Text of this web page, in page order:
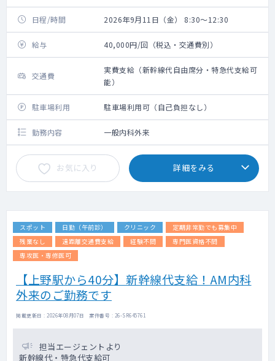
日程/時間 2026年9月11日（金） 8:30～12:30
給与 40,000円/回（税込・交通費別）
交通費
実費支給（新幹線代自由席分・特急代支給可
能）
駐車場利用 駐車場利用可（自己負担なし）
勤務内容 一般内科外来
お気に入り 詳細をみる
スポット 日勤（午前診） クリニック
定期非常勤でも募集中
残業なし
遠距離交通費支給 経験不問
専門医資格不問
専攻医・専修医可
【上野駅から40分】新幹線代支給！AM内科
外来のご勤務です
掲載更新日 : 2026年08月07日 案件番号 : 26-SR645761
担当エージェントより
新幹線代・特急代支給可